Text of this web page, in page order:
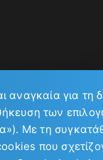
αναγκαία για τη
των
Με τη
που